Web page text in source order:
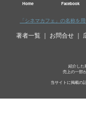
Home Facebook
「シネマカフェ」の名称を
著者一覧 お問合せ
紹介した
売上の一部
当サイトに掲載の